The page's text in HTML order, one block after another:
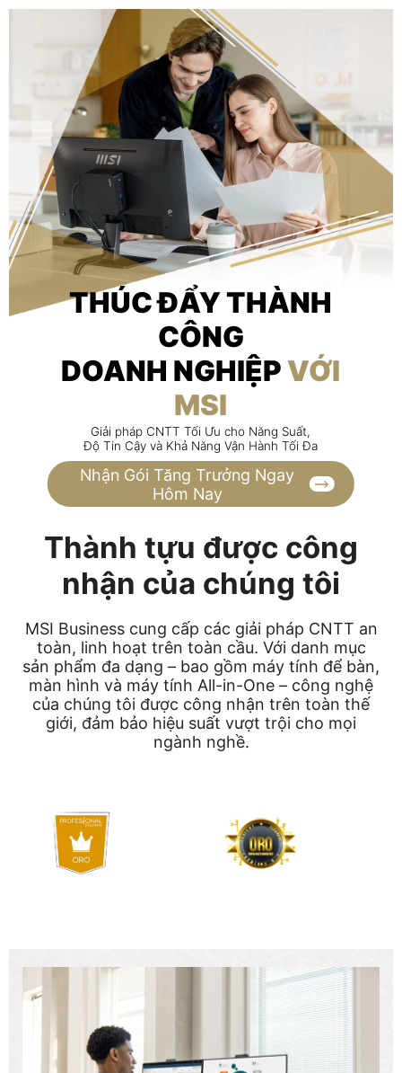
THÚC ĐẨY THÀNH
CÔNG
DOANH NGHIỆP VỚI
MSI
Giải pháp CNTT Tối Ưu cho Năng Suất,
Độ Tin Cậy và Khả Năng Vận Hành Tối Đa
Nhận Gói Tăng Trưởng Ngay
Hôm Nay
Thành tựu được công
nhận của chúng tôi
MSI Business cung cấp các giải pháp CNTT an
toàn, linh hoạt trên toàn cầu. Với danh mục
sản phẩm đa dạng – bao gồm máy tính để bàn,
màn hình và máy tính All-in-One – công nghệ
của chúng tôi được công nhận trên toàn thế
giới, đảm bảo hiệu suất vượt trội cho mọi
ngành nghề.